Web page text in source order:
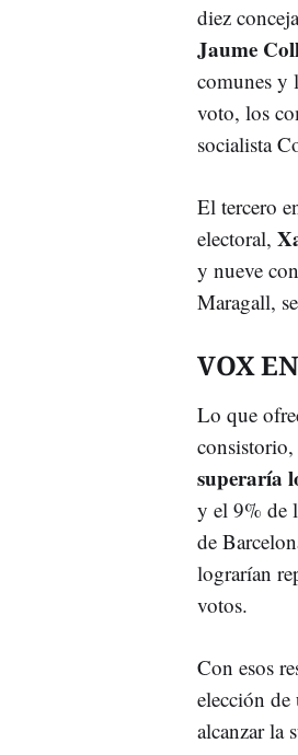
diez
Jaume
comunes y
voto, los
socialista
El tercero
electoral,
y nueve
Maragall,
VOX
Lo que
consistorio,
superaría
y el 9% de
de
lograrían
votos.
Con esos
elección
alcanzar la